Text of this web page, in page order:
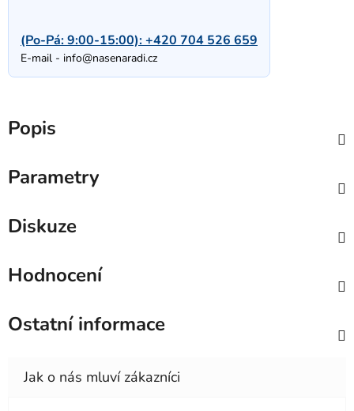
(Po-Pá: 9:00-15:00):+420 704 526 659
E-mail - info@nasenaradi.cz
Popis
Parametry
Diskuze
Hodnocení
Ostatní informace